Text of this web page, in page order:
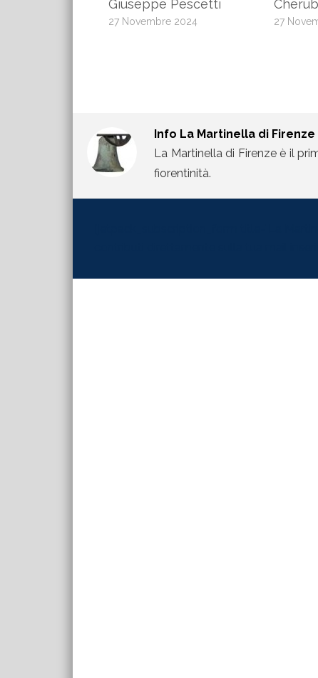
Giuseppe Pescetti
27 Novembre 2024 27
Info La Martinella di Firenze
La Martinella di Firenze è il
fiorentinità.